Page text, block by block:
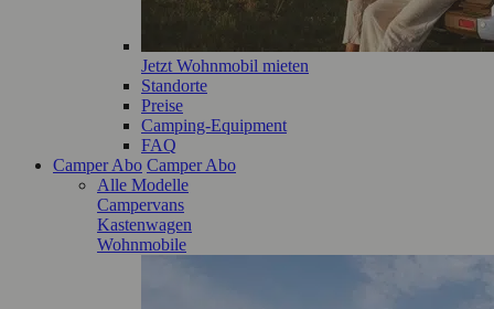
Jetzt Wohnmobil mieten
Standorte
Preise
Camping-Equipment
FAQ
Camper Abo Camper Abo
Alle Modelle
Campervans
Kastenwagen
Wohnmobile